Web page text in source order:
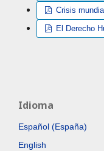
Crisis
El Derecho
Idioma
Español (España)
English